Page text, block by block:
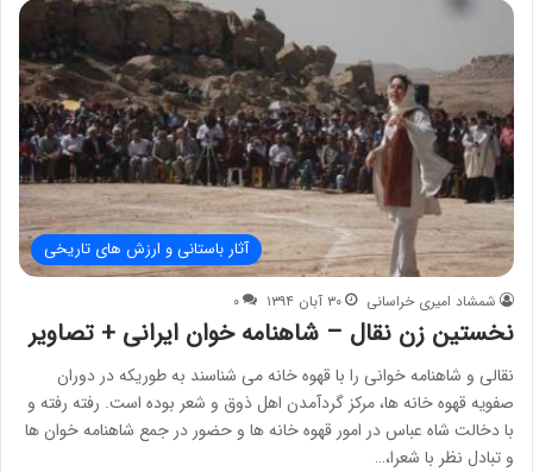
آثار باستانی و ارزش های تاریخی
شمشاد امیری خراسانی ۳۰ آبان ۱۳۹۴ ۰
نخستین زن نقال – شاهنامه خوان ایرانی + تصاویر
نقالی و شاهنامه خوانی را با قهوه خانه می شناسند به طوریکه در دوران
صفویه قهوه خانه ها، مرکز گردآمدن اهل ذوق و شعر بوده است. رفته رفته و
با دخالت شاه عباس در امور قهوه خانه ها و حضور در جمع شاهنامه خوان ها
و تبادل نظر با شعرا،…